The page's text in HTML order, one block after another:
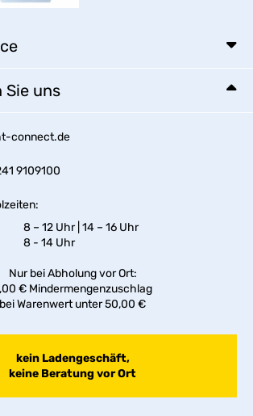
Sie uns
connect.de
9109100
8 – 12 Uhr | 14 – 16 Uhr
8 - 14 Uhr
Nur bei Abholung vor Ort:
€ Mindermengenzuschlag
bei Warenwert unter 50,00 €
kein Ladengeschäft,
keine Beratung vor Ort